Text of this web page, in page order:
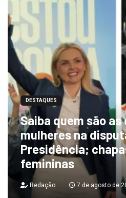
DESTAQUES
Saiba quem são
mulheres na
Presidência;
femininas
Redação 7 de agosto de